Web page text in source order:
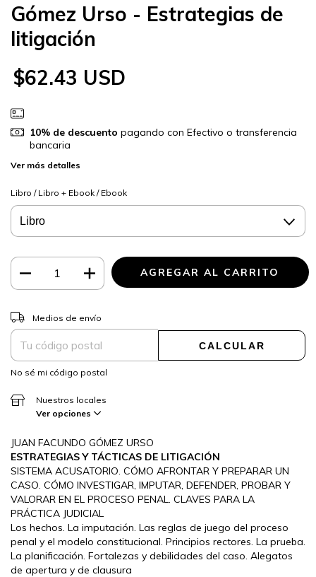
Gómez Urso - Estrategias de
litigación
$62.43 USD
10% de descuento pagando con Efectivo o transferencia
bancaria
Ver más detalles
Libro / Libro + Ebook / Ebook
Entregas para el CP:
Medios de envío
CALCULAR
No sé mi código postal
Nuestros locales
Ver opciones
JUAN FACUNDO GÓMEZ URSO
ESTRATEGIAS Y TÁCTICAS DE LITIGACIÓN
SISTEMA ACUSATORIO. CÓMO AFRONTAR Y PREPARAR UN
CASO. CÓMO INVESTIGAR, IMPUTAR, DEFENDER, PROBAR Y
VALORAR EN EL PROCESO PENAL. CLAVES PARA LA
PRÁCTICA JUDICIAL
Los hechos. La imputación. Las reglas de juego del proceso
penal y el modelo constitucional. Principios rectores. La prueba.
La planificación. Fortalezas y debilidades del caso. Alegatos
de apertura y de clausura